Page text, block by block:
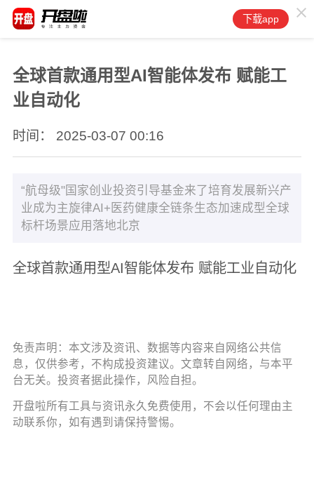
下载app
全球首款通用型AI智能体发布 赋能工
业自动化
时间： 2025-03-07 00:16
“航母级"国家创业投资引导基金来了培育发展新兴产
业成为主旋律AI+医药健康全链条生态加速成型全球
标杆场景应用落地北京
全球首款通用型AI智能体发布 赋能工业自动化
免责声明：本文涉及资讯、数据等内容来自网络公共信
息，仅供参考，不构成投资建议。文章转自网络，与本平
台无关。投资者据此操作，风险自担。
开盘啦所有工具与资讯永久免费使用，不会以任何理由主
动联系你，如有遇到请保持警惕。